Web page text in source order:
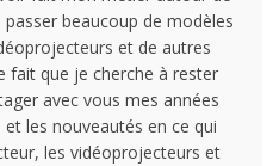
beaucoup de modèles
et de autres
fait que je cherche à rester
avec vous mes années
et les nouveautés en ce qui
les vidéoprojecteurs et